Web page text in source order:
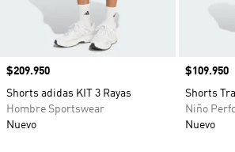
Precio
$209.950
Shorts adidas KIT 3 Rayas
Hombre Sportswear
Nuevo
Precio
$109.950
Shorts
Niño
Nuevo